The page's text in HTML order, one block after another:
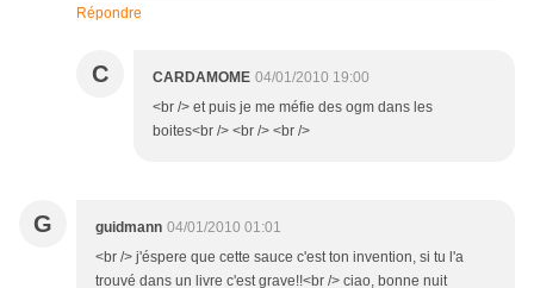
Répondre
C CARDAMOME 04/01/2010 19:00
<br /> et puis je me méfie des ogm dans les
boites<br /> <br /> <br />
G guidmann 04/01/2010 01:01
<br /> j'éspere que cette sauce c'est ton invention, si tu l'a
trouvé dans un livre c'est grave!!<br /> ciao, bonne nuit